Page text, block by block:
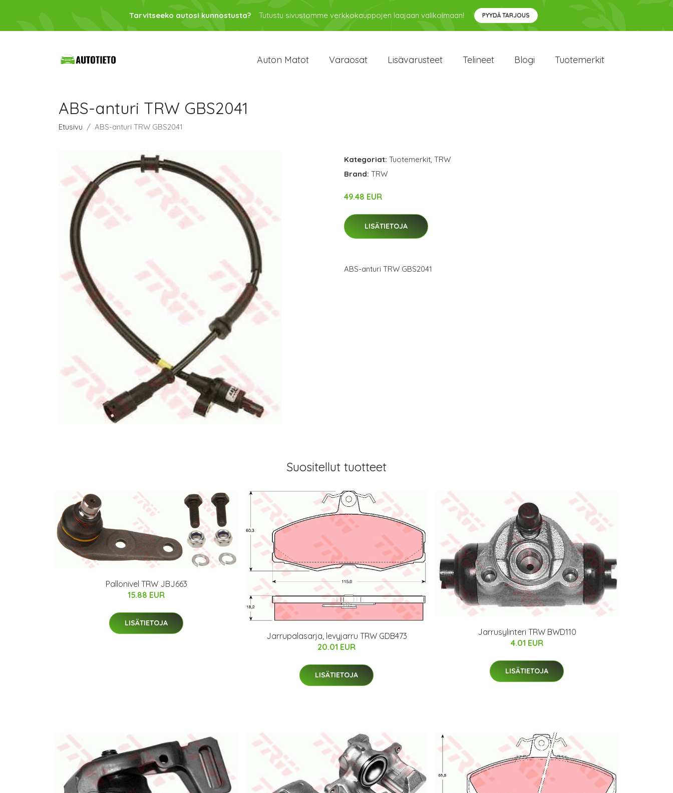
Tarvitseeko autosi kunnostusta? Tutustu sivustomme verkkokauppojen laajaan valikoimaan! PYYDÄ TARJOUS
Auton Matot Varaosat Lisävarusteet Telineet Blogi Tuotemerkit
ABS-anturi TRW GBS2041
Etusivu ABS-anturi TRW GBS2041
Kategoriat: Tuotemerkit, TRW
Brand: TRW
49.48 EUR
LISÄTIETOJA
ABS-anturi TRW GBS2041
Suositellut tuotteet
Pallonivel TRW JBJ663
15.88 EUR
LISÄTIETOJA
Jarrupalasarja, levyjarru TRW GDB473
20.01 EUR
LISÄTIETOJA
Jarrusylinteri TRW BWD110
4.01 EUR
LISÄTIETOJA